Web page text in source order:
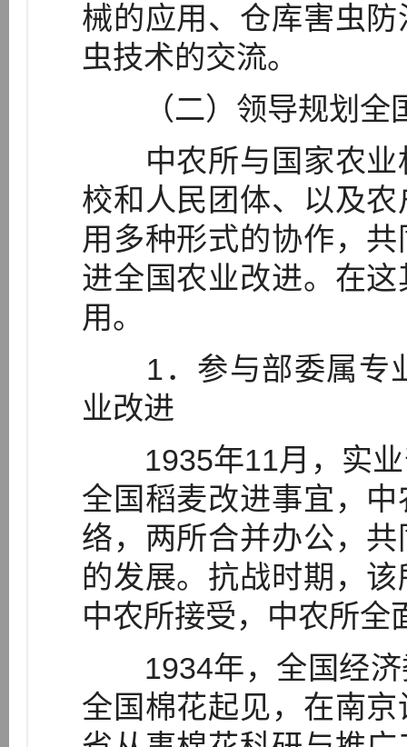
械的应用、仓库害虫
虫技术的交流。
（二）领导规划全
中农所与国家农业
校和人民团体、以及
用多种形式的协作，
进全国农业改进。在
用。
1．参与部委属专
业改进
1935年11月，实业
全国稻麦改进事宜，
络，两所合并办公，
的发展。抗战时期，
中农所接受，中农所全
1934年，全国经济
全国棉花起见，在南